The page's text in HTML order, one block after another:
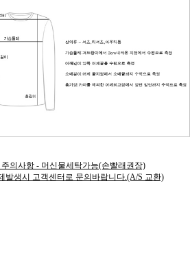
의사항 - 머신물세탁가능(손빨래권장)
발생시 고객센터로 문의바랍니다.(A/S 교환)